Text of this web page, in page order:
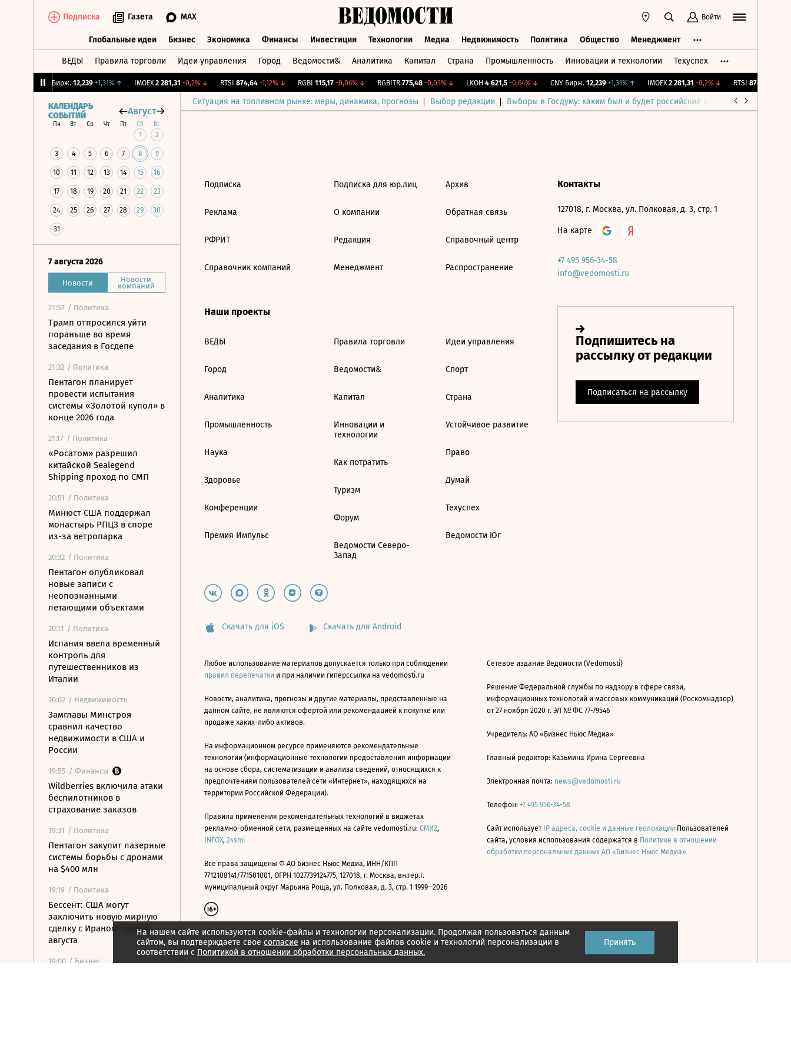
Подписка Газета MAX Войти
Глобальные идеи Бизнес Экономика Финансы Инвестиции Технологии Медиа Недвижимость Политика Общество Менеджмент
ВЕДЫ Правила торговли Идеи управления Город Ведомости& Аналитика Капитал Страна Промышленность Инновации и технологии Техуспех
CNY Бирж. 12,239 +1,31%↑ IMOEX 2 281,31 -0,2%↓ RTSI 874,64 -1,12%↓ RGBI 115,17 -0,06%↓ RGBITR 775,48 -0,03%↓ LKOH 4 621,5 -0,64%↓ CNY Бирж. 12,239 +1,31%↑ IMOEX 2 281,31 -0,2%↓ RTSI 874,64
Ситуация на топливном рынке: меры, динамика, прогнозы Выбор редакции Выборы в Госдуму: каким был и будет российский парламент
КАЛЕНДАРЬ
СОБЫТИЙ
Август
Пн Вт Ср Чт Пт Сб Вс
1 2
3 4 5 6 7 8 9
10 11 12 13 14 15 16
17 18 19 20 21 22 23
24 25 26 27 28 29 30
31
7 августа 2026
Новости Новости
компаний
21:57 / Политика
Трамп отпросился уйти
пораньше во время
заседания в Госдепе
21:32 / Политика
Пентагон планирует
провести испытания
системы «Золотой купол» в
конце 2026 года
21:17 / Политика
«Росатом» разрешил
китайской Sealegend
Shipping проход по СМП
20:51 / Политика
Минюст США поддержал
монастырь РПЦЗ в споре
из-за ветропарка
20:32 / Политика
Пентагон опубликовал
новые записи с
неопознанными
летающими объектами
20:11 / Политика
Испания ввела временный
контроль для
путешественников из
Италии
20:02 / Недвижимость
Замглавы Минстроя
сравнил качество
недвижимости в США и
России
19:55 / Финансы
Wildberries включила атаки
беспилотников в
страхование заказов
19:31 / Политика
Пентагон закупит лазерные
системы борьбы с дронами
на $400 млн
19:19 / Политика
Бессент: США могут
заключить новую мирную
сделку с Ираном 7 или 8
августа
19:00 / Бизнес
На нашем сайте используются cookie-файлы и технологии персонализации. Продолжая пользоваться данным
сайтом, вы подтверждаете свое согласие на использование файлов cookie и технологий персонализации в
соответствии с Политикой в отношении обработки персональных данных.
Принять
Подписка
Реклама
РФРИТ
Справочник компаний
Подписка для юр.лиц
О компании
Редакция
Менеджмент
Архив
Обратная связь
Справочный центр
Распространение
Наши проекты
ВЕДЫ
Город
Аналитика
Промышленность
Наука
Здоровье
Конференции
Премия Импульс
Правила торговли
Ведомости&
Капитал
Инновации и
технологии
Как потратить
Туризм
Форум
Ведомости Северо-
Запад
Идеи управления
Спорт
Страна
Устойчивое развитие
Право
Думай
Техуспех
Ведомости Юг
Контакты
127018, г. Москва, ул. Полковая, д. 3, стр. 1
На карте
+7 495 956-34-58
info@vedomosti.ru
Скачать для iOS Скачать для Android
Любое использование материалов допускается только при соблюдении
правил перепечатки и при наличии гиперссылки на vedomosti.ru
Новости, аналитика, прогнозы и другие материалы, представленные на
данном сайте, не являются офертой или рекомендацией к покупке или
продаже каких-либо активов.
На информационном ресурсе применяются рекомендательные
технологии (информационные технологии предоставления информации
на основе сбора, систематизации и анализа сведений, относящихся к
предпочтениям пользователей сети «Интернет», находящихся на
территории Российской Федерации).
Правила применения рекомендательных технологий в виджетах
рекламно-обменной сети, размещенных на сайте vedomosti.ru: СМИ2,
INFOX, 24smi
Все права защищены © АО Бизнес Ньюс Медиа, ИНН/КПП
7712108141/771501001, ОГРН 1027739124775, 127018, г. Москва, вн.тер.г.
муниципальный округ Марьина Роща, ул. Полковая, д. 3, стр. 1 1999—2026
Сетевое издание Ведомости (Vedomosti)
Решение Федеральной службы по надзору в сфере связи,
информационных технологий и массовых коммуникаций (Роскомнадзор)
от 27 ноября 2020 г. ЭЛ № ФС 77-79546
Учредитель: АО «Бизнес Ньюс Медиа»
Главный редактор: Казьмина Ирина Сергеевна
Электронная почта: news@vedomosti.ru
Телефон: +7 495 956-34-58
Сайт использует IP адреса, cookie и данные геолокации Пользователей
сайта, условия использования содержатся в Политике в отношении
обработки персональных данных АО «Бизнес Ньюс Медиа»